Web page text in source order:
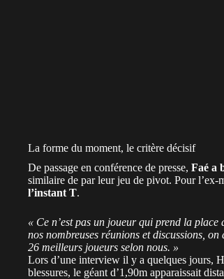
La forme du moment, le critère décisif
De passage en conférence de presse, Faé a
similaire de par leur jeu de pivot. Pour l’ex-
l’instant T.
« Ce n’est pas un joueur qui prend la
nos nombreuses réunions et discussions,
26 meilleurs joueurs selon nous. »
Lors d’une interview il y a quelques jours,
blessures, le géant d’1,90m apparaissait